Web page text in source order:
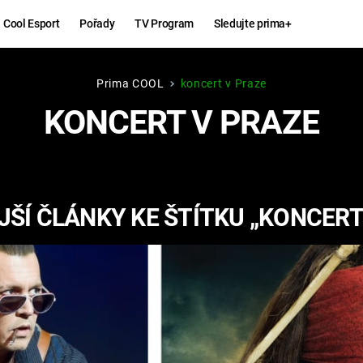
Cool Esport Pořady TV Program Sledujte prima+
Hry
KINGDOM
COME:
Zábava
KOMEDIE
CHUCK
NORRIS
Prima COOL koncert v Praze
KONCERT V PRAZE
ČLÁNKY KE ŠTÍTKU